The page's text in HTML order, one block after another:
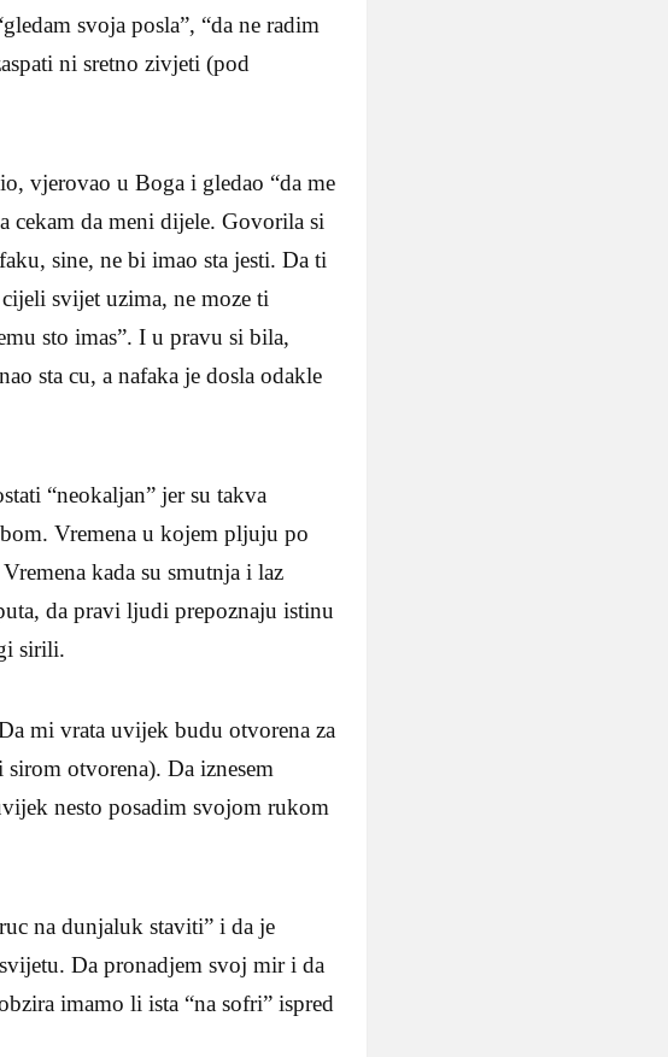
svoja posla”, “da ne radim
ni sretno zivjeti (pod
vjerovao u Boga i gledao “da me
cekam da meni dijele. Govorila si
sine, ne bi imao sta jesti. Da ti
svijet uzima, ne moze ti
sto imas”. I u pravu si bila,
sta cu, a nafaka je dosla odakle
“neokaljan” jer su takva
Vremena u kojem pljuju po
kada su smutnja i laz
da pravi ljudi prepoznaju istinu
sirili.
mi vrata uvijek budu otvorena za
otvorena). Da iznesem
nesto posadim svojom rukom
na dunjaluk staviti” i da je
Da pronadjem svoj mir i da
imamo li ista “na sofri” ispred